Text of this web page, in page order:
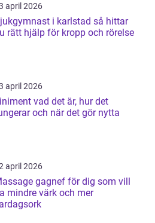
april 2026
i karlstad så hittar
rätt hjälp för kropp och rörelse
april 2026
vad det är, hur det
och när det gör nytta
april 2026
gagnef för dig som vill
mindre värk och mer